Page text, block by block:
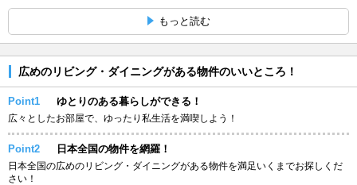
もっと読む
広めのリビング・ダイニングがある物件のいいところ！
Point1 ゆとりのある暮らしができる！
広々としたお部屋で、ゆったり私生活を満喫しよう！
Point2 日本全国の物件を網羅！
日本全国の広めのリビング・ダイニングがある物件を満足いくまでお探しくだ
さい！